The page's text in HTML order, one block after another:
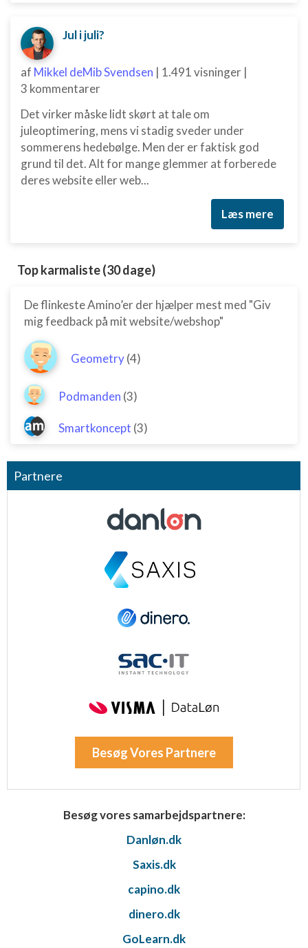
Jul i juli?
af Mikkel deMib Svendsen | 1.491 visninger |
3 kommentarer
Det virker måske lidt skørt at tale om
juleoptimering, mens vi stadig sveder under
sommerens hedebølge. Men der er faktisk god
grund til det. Alt for mange glemmer at forberede
deres website eller web...
Læs mere
Top karmaliste (30 dage)
De flinkeste Amino’er der hjælper mest med "Giv
mig feedback på mit website/webshop"
Geometry(4)
Podmanden (3)
Smartkoncept (3)
Partnere
Besøg Vores Partnere
Besøg vores samarbejdspartnere:
Danløn.dk
Saxis.dk
capino.dk
dinero.dk
GoLearn.dk